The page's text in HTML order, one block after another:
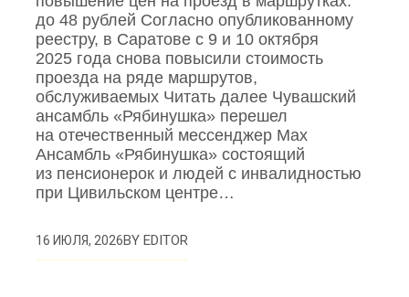
до 48 рублей Согласно опубликованному
реестру, в Саратове с 9 и 10 октября
2025 года снова повысили стоимость
проезда на ряде маршрутов,
обслуживаемых Читать далее Чувашский
ансамбль «Рябинушка» перешел
на отечественный мессенджер Max
Ансамбль «Рябинушка» состоящий
из пенсионерок и людей с инвалидностью
при Цивильском центре…
16 ИЮЛЯ, 2026BYEDITOR